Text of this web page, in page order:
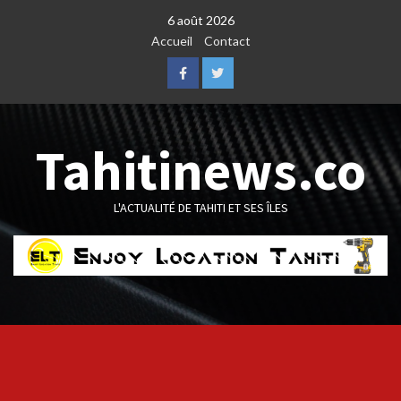
6 août 2026
Accueil
Contact
FacebookTwitter
Tahitinews.co
L'ACTUALITÉ DE TAHITI ET SES ÎLES